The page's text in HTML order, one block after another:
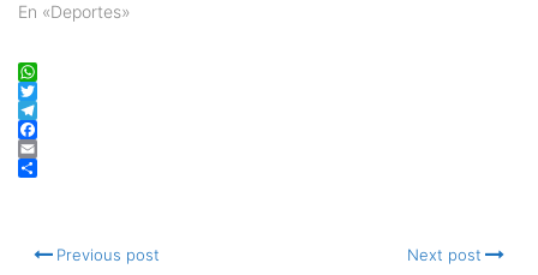
En «Deportes»
WhatsApp
Twitter
Telegram
Facebook
Email
Previous post Next post